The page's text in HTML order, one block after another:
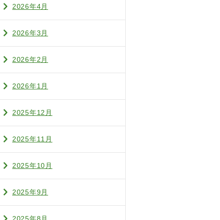
2026年4月
2026年3月
2026年2月
2026年1月
2025年12月
2025年11月
2025年10月
2025年9月